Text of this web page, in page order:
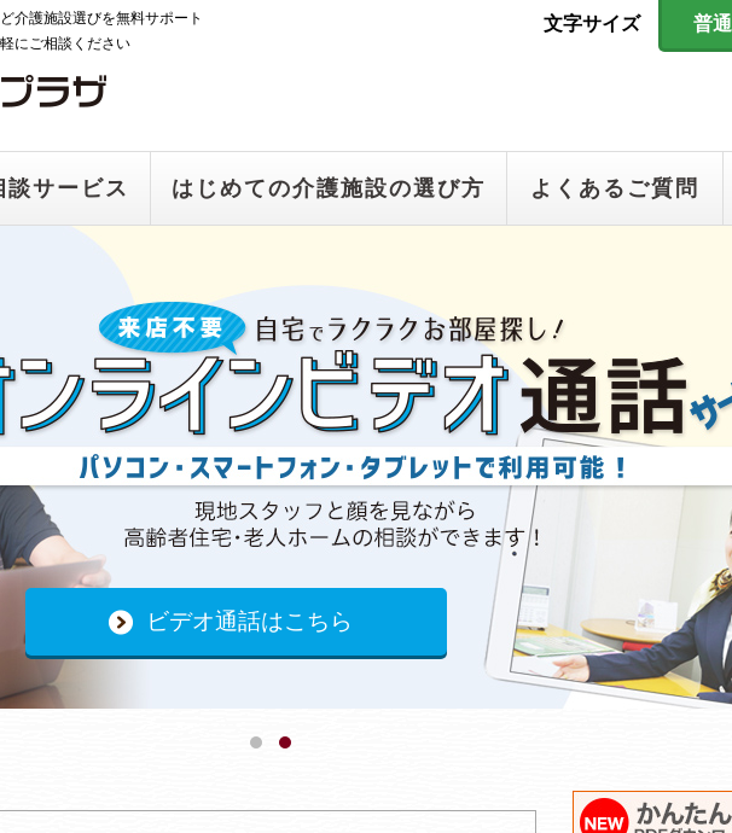
介護施設選びを無料サポート
にご相談ください
文字サイズ 普通
談サービス はじめての介護施設の選び方 よくあるご質問
ビデオ通話はこちら